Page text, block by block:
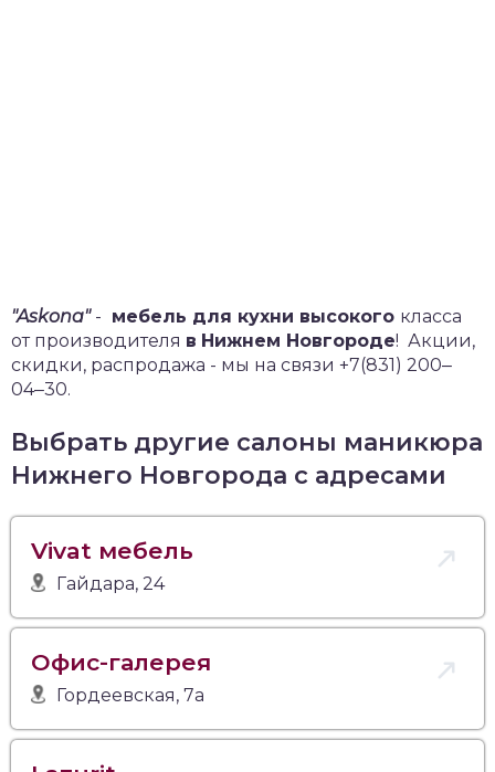
"Askona"- мебель для кухни высокого класса
от производителя в Нижнем Новгороде! Акции,
скидки, распродажа - мы на связи +7(831) 200‒
04‒30.
Выбрать другие салоны маникюра
Нижнего Новгорода с адресами
Vivat мебель
Гайдара, 24
Офис-галерея
Гордеевская, 7а